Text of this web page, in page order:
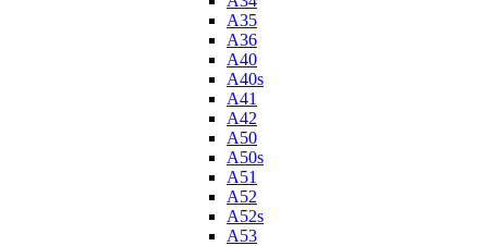
A35
A36
A40
A40s
A41
A42
A50
A50s
A51
A52
A52s
A53